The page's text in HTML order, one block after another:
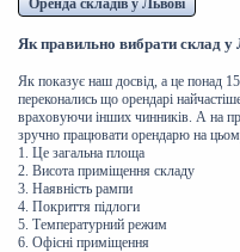
Оренда складів у Львові
Як правильно вибрати склад у
Як показує наш досвід, а це понад
переконались що орендарі
враховуючи інших чинників. А на
зручно працювати орендарю на
1. Це загальна площа
2. Висота приміщення складу
3. Наявність рампи
4. Покриття підлоги
5. Температурний режим
6. Офісні приміщення